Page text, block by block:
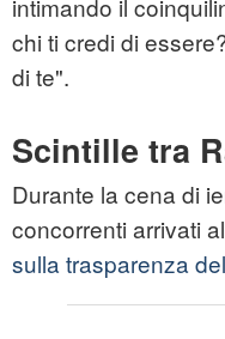
intimando il
chi ti credi di
di te".
Scintille tra
Durante la cena di
concorrenti arrivati
sulla trasparenza